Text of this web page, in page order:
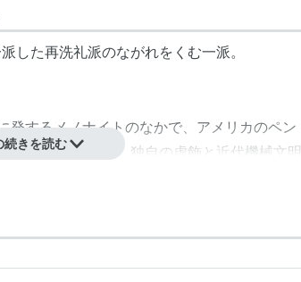
した再洗礼派のながれをくむ一派。
発するメノナイト のなかで、アメリカのペン
系住民からなり、独自の虚飾と近代機械文明
どからも異端とされ、ヨーロッパで迫害さ
続きを読む